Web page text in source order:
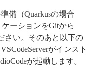
備（Quarkusの場合
ケーションをGitから
さい。そのあと以下の
がインスト
が起動します。